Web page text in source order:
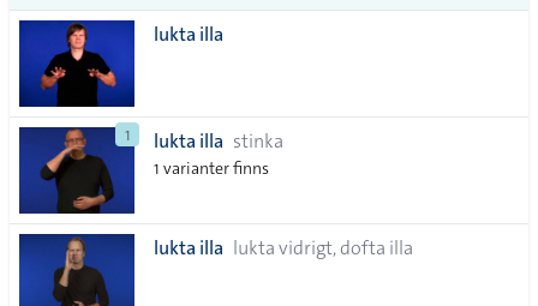
alla i
lukta illa
1 lukta illa stinka
1 varianter finns
lukta illa lukta vidrigt, dofta illa